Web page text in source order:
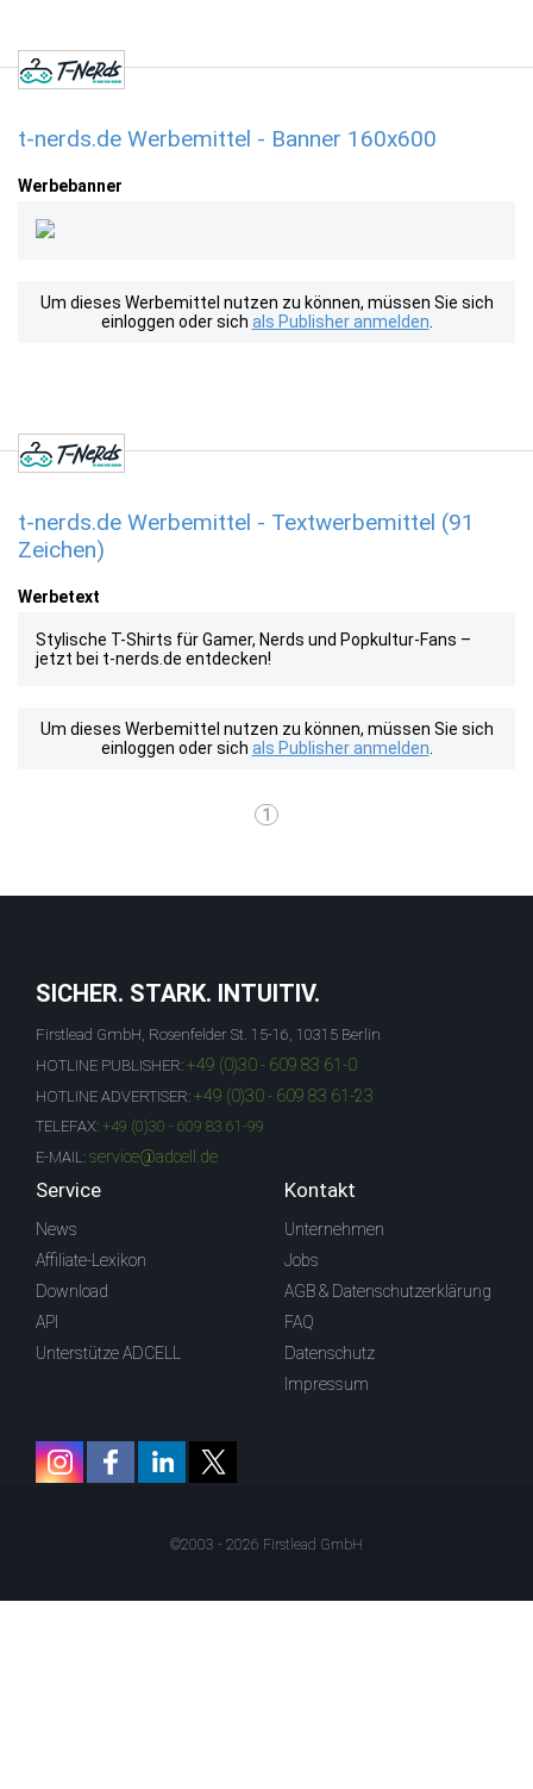
t-nerds.de Werbemittel - Banner 160x600
Werbebanner
Um dieses Werbemittel nutzen zu können, müssen Sie sich
einloggen oder sich als Publisher anmelden
t-nerds.de Werbemittel - Textwerbemittel (91
Zeichen)
Werbetext
Stylische T-Shirts für Gamer, Nerds und Popkultur-Fans –
jetzt bei t-nerds.de entdecken!
Um dieses Werbemittel nutzen zu können, müssen Sie sich
einloggen oder sich als Publisher anmelden
1
SICHER. STARK. INTUITIV.
Firstlead GmbH, Rosenfelder St. 15-16, 10315 Berlin
HOTLINE PUBLISHER: +49 (0)30 - 609 83 61-0
HOTLINE ADVERTISER: +49 (0)30 - 609 83 61-23
TELEFAX: +49 (0)30 - 609 83 61-99
E-MAIL: service@adcell.de
Service
News
Affiliate-Lexikon
Download
API
Unterstütze ADCELL
Kontakt
Unternehmen
Jobs
AGB & Datenschutzerklärung
FAQ
Datenschutz
Impressum
©2003 - 2026 Firstlead GmbH